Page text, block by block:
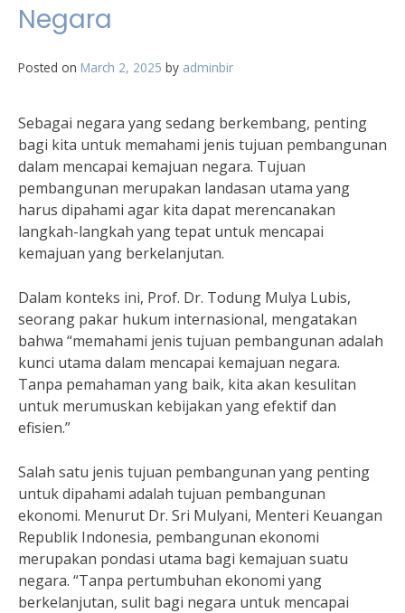
Negara
Posted on March 2, 2025 by adminbir
Sebagai negara yang sedang berkembang, penting
bagi kita untuk memahami jenis tujuan pembangunan
dalam mencapai kemajuan negara. Tujuan
pembangunan merupakan landasan utama yang
harus dipahami agar kita dapat merencanakan
langkah-langkah yang tepat untuk mencapai
kemajuan yang berkelanjutan.
Dalam konteks ini, Prof. Dr. Todung Mulya Lubis,
seorang pakar hukum internasional, mengatakan
bahwa “memahami jenis tujuan pembangunan adalah
kunci utama dalam mencapai kemajuan negara.
Tanpa pemahaman yang baik, kita akan kesulitan
untuk merumuskan kebijakan yang efektif dan
efisien.”
Salah satu jenis tujuan pembangunan yang penting
untuk dipahami adalah tujuan pembangunan
ekonomi. Menurut Dr. Sri Mulyani, Menteri Keuangan
Republik Indonesia, pembangunan ekonomi
merupakan pondasi utama bagi kemajuan suatu
negara. “Tanpa pertumbuhan ekonomi yang
berkelanjutan, sulit bagi negara untuk mencapai